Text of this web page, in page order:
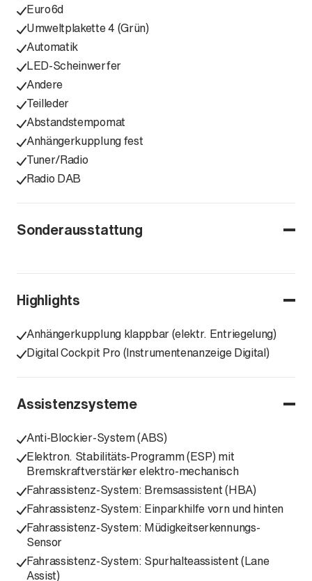
Euro6d
Umweltplakette 4 (Grün)
Automatik
LED-Scheinwerfer
Andere
Teilleder
Abstandstempomat
Anhängerkupplung fest
Tuner/Radio
Radio DAB
Sonderausstattung
Highlights
Anhängerkupplung klappbar (elektr. Entriegelung)
Digital Cockpit Pro (Instrumentenanzeige Digital)
Assistenzsysteme
Anti-Blockier-System (ABS)
Elektron. Stabilitäts-Programm (ESP) mit
Bremskraftverstärker elektro-mechanisch
Fahrassistenz-System: Bremsassistent (HBA)
Fahrassistenz-System: Einparkhilfe vorn und hinten
Fahrassistenz-System: Müdigkeitserkennungs-
Sensor
Fahrassistenz-System: Spurhalteassistent (Lane
Assist)